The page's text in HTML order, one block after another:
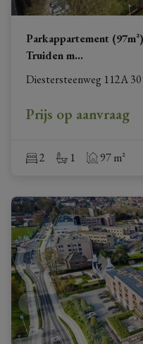
Parkappartement
Truiden m...
Diestersteenweg 112A
Prijs op aanvraag
2 1 97 m²